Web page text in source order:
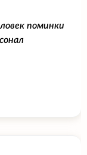
поминки